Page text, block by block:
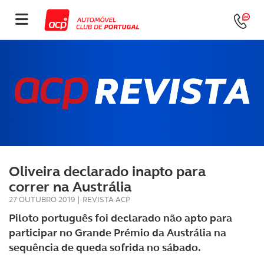
Oliveira declarado inapto para
correr na Austrália
27 OUTUBRO 2019 | REVISTA ACP
Piloto português foi declarado não apto para
participar no Grande Prémio da Austrália na
sequência de queda sofrida no sábado.